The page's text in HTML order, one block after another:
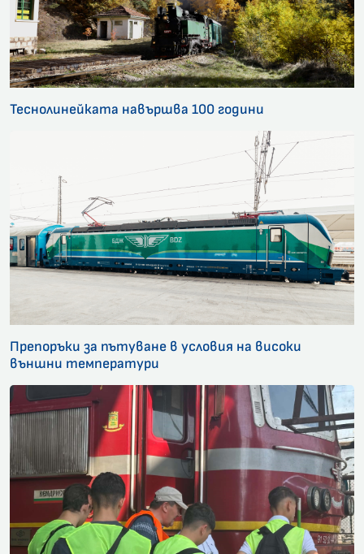
Теснолинейката навършва 100 години
Препоръки за пътуване в условия на високи
външни температури